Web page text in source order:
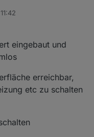
eingebaut und
erreichbar,
etc zu schalten